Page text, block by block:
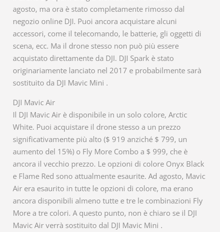
agosto, ma ora è stato completamente rimosso dal
negozio online DJI. Puoi ancora acquistare alcuni
accessori, come il telecomando, le batterie, gli oggetti di
scena, ecc. Ma il drone stesso non può più essere
acquistato direttamente da DJI. DJI Spark è stato
originariamente lanciato nel 2017 e probabilmente sarà
sostituito da DJI Mavic Mini .
DJI Mavic Air
Il DJI Mavic Air è disponibile in un solo colore, Arctic
White. Puoi acquistare il drone stesso a un prezzo
significativamente più alto ($ 919 anziché $ 799, un
aumento del 15%) o Fly More Combo a $ 999, che è
ancora il vecchio prezzo. Le opzioni di colore Onyx Black
e Flame Red sono attualmente esaurite. Ad agosto, Mavic
Air era esaurito in tutte le opzioni di colore, ma erano
ancora disponibili almeno tutte e tre le combinazioni Fly
More a tre colori. A questo punto, non è chiaro se il DJI
Mavic Air verrà sostituito dal DJI Mavic Mini .